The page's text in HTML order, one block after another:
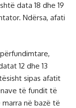
data 18 dhe 19
Ndërsa, afati
12 dhe 13
sipas afatit
të fundit të
në bazë të